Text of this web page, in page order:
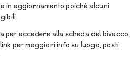
in aggiornamento poiché alcuni
per accedere alla scheda del bivacco,
per maggiori info su luogo, posti